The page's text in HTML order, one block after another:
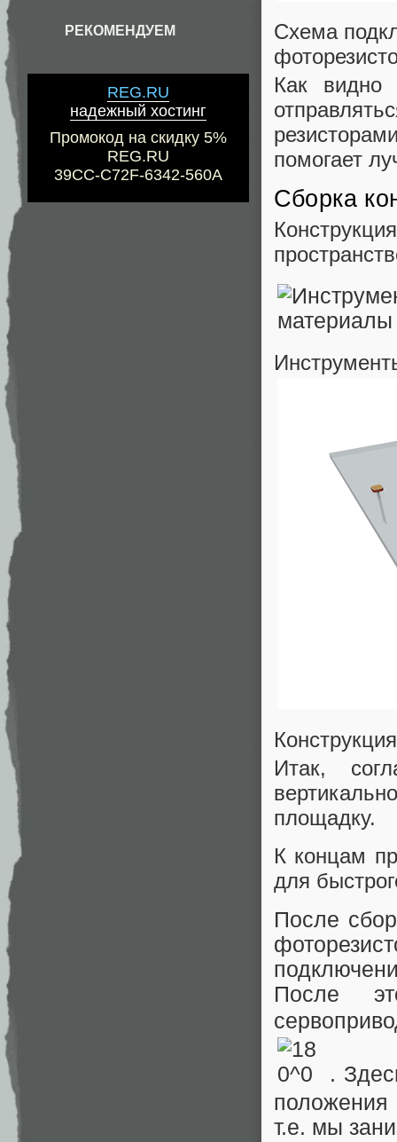
РЕКОМЕНДУЕМ
REG.RU
надежный хостинг
Промокод на скидку 5%
REG.RU
39CC-C72F-6342-560A
Схема
Как видно
помогает
Сборка
Итак,
площадку.
К концам
для
После
После
.
т.е. мы